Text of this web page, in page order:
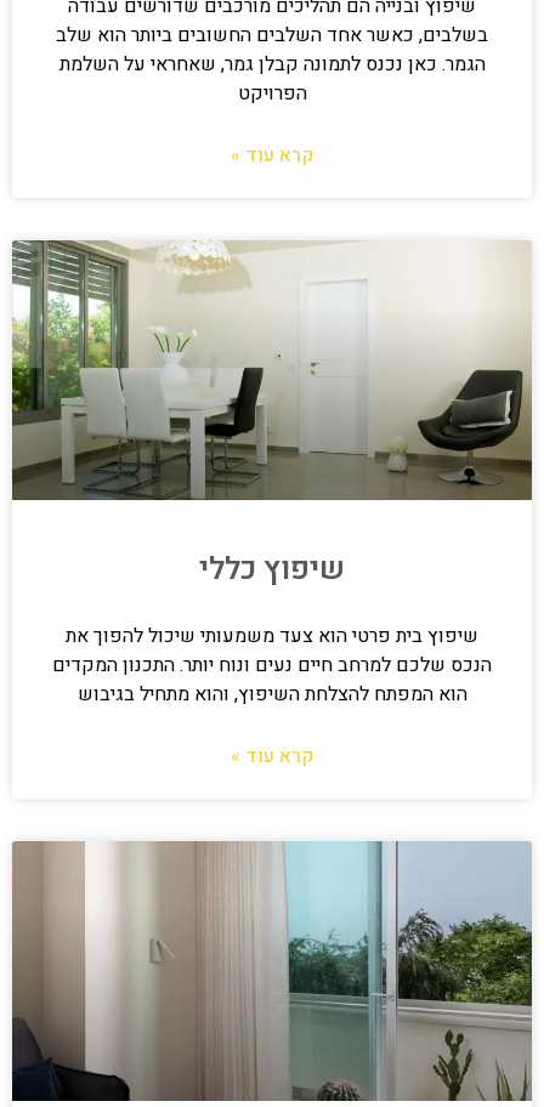
בשלבים, כאשר אחד השלבים החשובים ביותר הוא שלב
הגמר. כאן נכנס לתמונה קבלן גמר, שאחראי על השלמת
הפרויקט
קרא עוד »
שיפוץ כללי
שיפוץ בית פרטי הוא צעד משמעותי שיכול להפוך את
הנכס שלכם למרחב חיים נעים ונוח יותר. התכנון המקדים
הוא המפתח להצלחת השיפוץ, והוא מתחיל בגיבוש
קרא עוד »